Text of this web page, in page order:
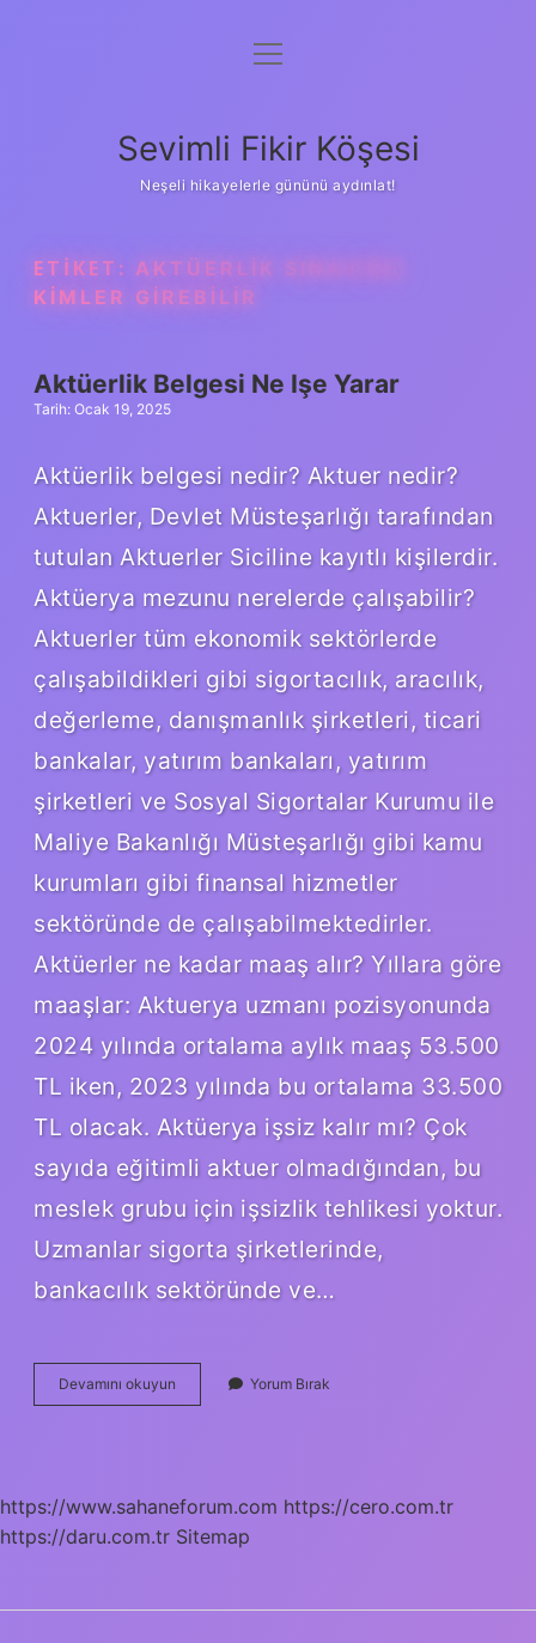
Anasayfa
Yasal Uyarı
menüyü
Sevimli Fikir Köşesi
Neşeli hikayelerle gününü aydınlat!
ETIKET: AKTÜERLIK SINAVINA
KIMLER GIREBILIR
Aktüerlik Belgesi Ne Işe Yarar
Tarih: Ocak 19, 2025
Aktüerlik belgesi nedir? Aktuer nedir?
Aktuerler, Devlet Müsteşarlığı tarafından
tutulan Aktuerler Siciline kayıtlı kişilerdir.
Aktüerya mezunu nerelerde çalışabilir?
Aktuerler tüm ekonomik sektörlerde
çalışabildikleri gibi sigortacılık, aracılık,
değerleme, danışmanlık şirketleri, ticari
bankalar, yatırım bankaları, yatırım
şirketleri ve Sosyal Sigortalar Kurumu ile
Maliye Bakanlığı Müsteşarlığı gibi kamu
kurumları gibi finansal hizmetler
sektöründe de çalışabilmektedirler.
Aktüerler ne kadar maaş alır? Yıllara göre
maaşlar: Aktuerya uzmanı pozisyonunda
2024 yılında ortalama aylık maaş 53.500
TL iken, 2023 yılında bu ortalama 33.500
TL olacak. Aktüerya işsiz kalır mı? Çok
sayıda eğitimli aktuer olmadığından, bu
meslek grubu için işsizlik tehlikesi yoktur.
Uzmanlar sigorta şirketlerinde,
bankacılık sektöründe ve…
Devamını okuyun Aktüerlik
Belgesi
Yorum Bırak
https://www.sahaneforum.com https://cero.com.tr
https://daru.com.tr Sitemap